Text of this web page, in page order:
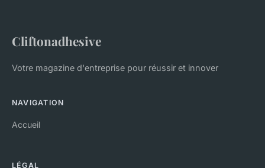
Cliftonadhesive
Votre magazine d'entreprise pour réussir et innover
NAVIGATION
Accueil
LÉGAL